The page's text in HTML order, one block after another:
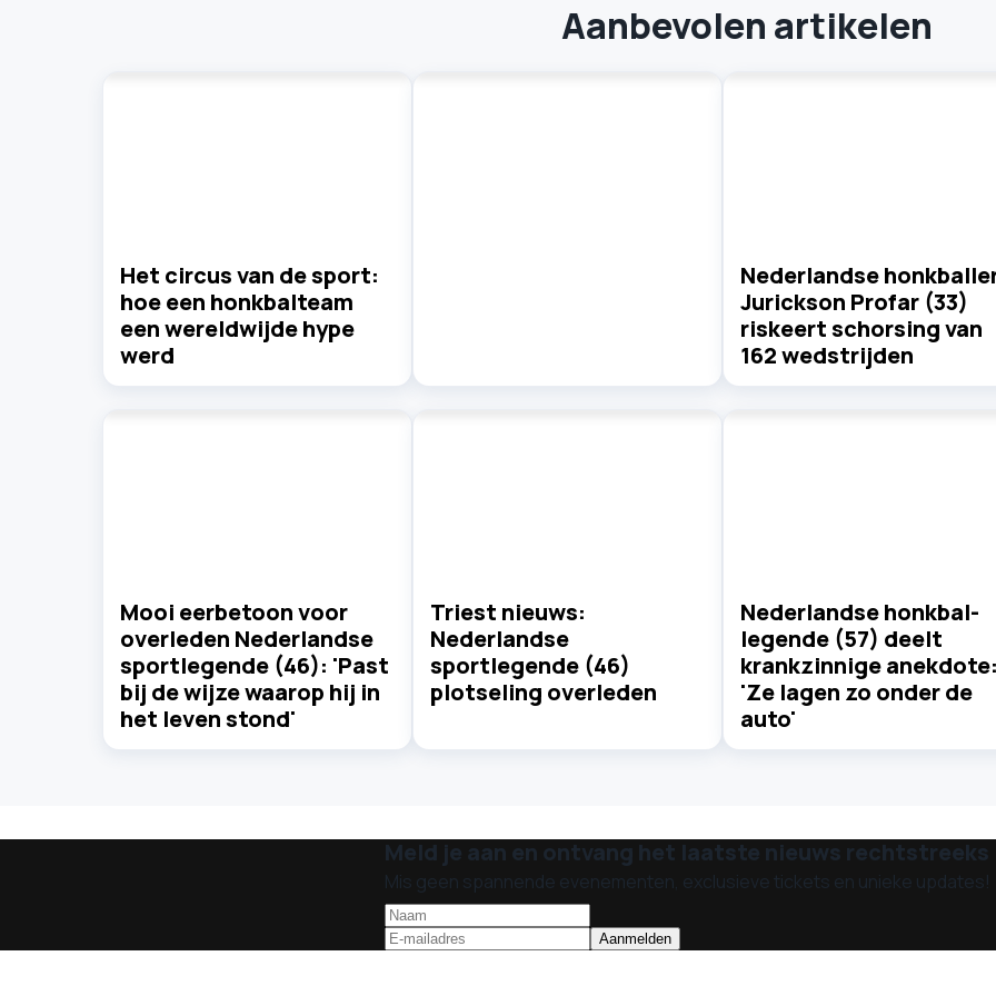
Aanbevolen artikelen
Het circus van de sport:
hoe een honkbalteam
een wereldwijde hype
werd
Nederlandse
Jurickson Profar (33)
riskeert schorsing van
162 wedstrijden
Mooi eerbetoon voor
overleden Nederlandse
sportlegende (46): 'Past
bij de wijze waarop hij in
het leven stond'
Triest nieuws:
Nederlandse
sportlegende (46)
plotseling overleden
Nederlandse honkbal-
legende (57) deelt
krankzinnige
'Ze lagen zo onder de
auto'
Meld je aan en ontvang het laatste nieuws rechtstreeks
Mis geen spannende evenementen, exclusieve tickets en unieke updates!